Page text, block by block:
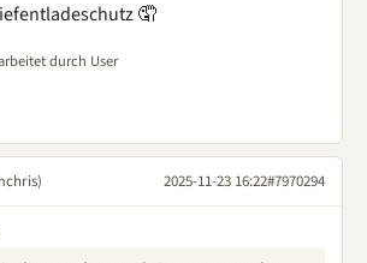
🤦
durch User
2025-11-23 16:22#7970294